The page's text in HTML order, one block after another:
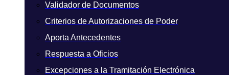
Validador de Documentos
Criterios de Autorizaciones de Poder
Aporta Antecedentes
Respuesta a Oficios
Excepciones a la Tramitación Electrónica